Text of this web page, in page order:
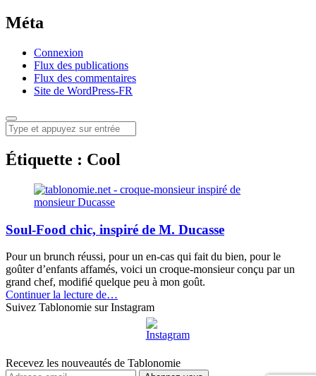
Méta
Connexion
Flux des publications
Flux des commentaires
Site de WordPress-FR
Menu
Recherche
Étiquette : Cool
Soul-Food chic, inspiré de M. Ducasse
Pour un brunch réussi, pour un en-cas qui fait du bien, pour le
goûter d’enfants affamés, voici un croque-monsieur conçu par un
grand chef, modifié quelque peu à mon goût.
Continuer la lecture de“Soul-
Food
M.
Ducasse”
…
Suivez Tablonomie sur Instagram
Recevez les nouveautés de Tablonomie